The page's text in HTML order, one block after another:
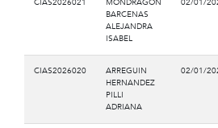
BARCENAS
ALEJANDRA
ISABEL
CIAS2026020
ARREGUIN
HERNANDEZ
PILLI
ADRIANA
02/01/